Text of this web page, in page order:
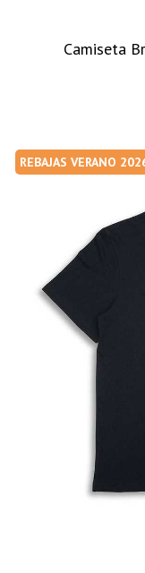
Camiseta
REBAJAS VERANO